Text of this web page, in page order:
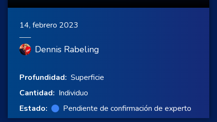
14, febrero 2023
Dennis Rabeling
Profundidad: Superficie
Cantidad: Individuo
Estado:
Pendiente de confirmación de experto